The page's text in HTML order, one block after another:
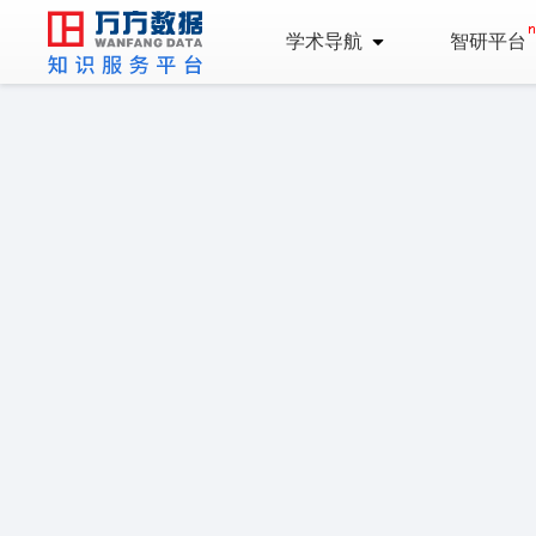
学术导航 智研平台